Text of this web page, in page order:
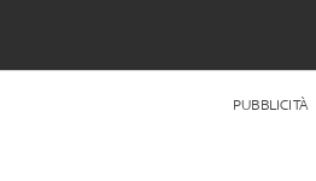
PUBBLICITÀ